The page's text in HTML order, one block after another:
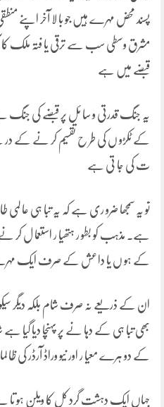
پسند محض مہرے ہیں جو با لا آخر اپنے
مشرق وسطی سب سے ترقی یا فتہ ملک
قبضے میں ہے
یہ جنگ قدرتی و سا ئل پر قبضے کی جنگ
کے ٹکڑو ں کی طر ح تقسیم کر نے کے
ت کی جا تی ہے
تو یہ سمجھا ضرو ری ہے کہ یہ تبا ہی عا لمی
ہے۔ مذہب کو بطو ر ہتھیا ر استعما ل کر
کے ہو ں یا داعش کے صرف ایک
ان کے ذریعے نہ صرف شام بلکہ دیگر سیکو لر
بھی تبا ہی کے دہا نے پر پہنچا دیا گیا ہے
کے دو ہرے معیا ر اور نیو وراڈ آرڈر کی ظا
جہاں ایک دہشت گرد کل کا ویلن ہو تا